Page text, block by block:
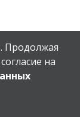
им.
Продолжая
на